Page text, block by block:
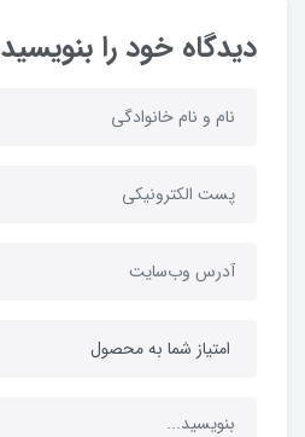
دیدگاه خود را بنویسید